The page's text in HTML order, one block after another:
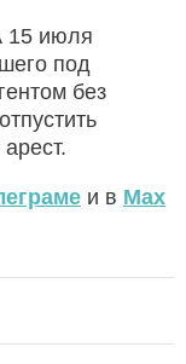
15 июля
под
без
и в Max